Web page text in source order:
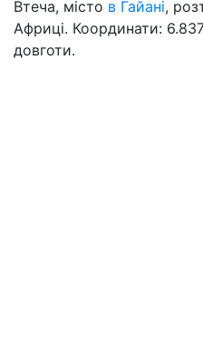
Втеча, місто в Гайані,
Африці. Координати:
довготи.